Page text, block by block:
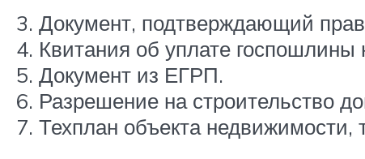
Документ, подтверждающий
Квитания об уплате
Документ из ЕГРП.
Разрешение на строительство
Техплан объекта недвижимости,